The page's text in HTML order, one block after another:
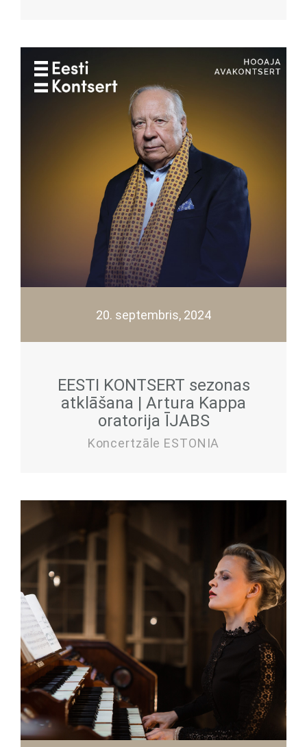
20. septembris, 2024
EESTI KONTSERT sezonas
atklāšana | Artura Kappa
oratorija ĪJABS
Koncertzāle ESTONIA